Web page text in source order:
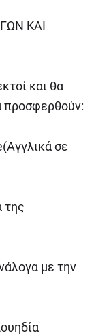
ΚΑΙ
και θα
προσφερθούν:
σε
της
με την